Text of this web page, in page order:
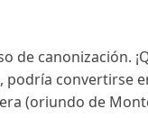
canonización.
podría convertirse
(oriundo de